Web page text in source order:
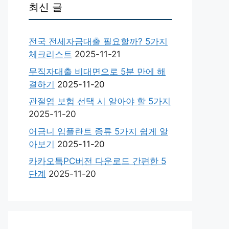
최신 글
전국 전세자금대출 필요할까? 5가지
체크리스트 2025-11-21
무직자대출 비대면으로 5분 만에 해
결하기 2025-11-20
관절염 보험 선택 시 알아야 할 5가지
2025-11-20
어금니 임플란트 종류 5가지 쉽게 알
아보기 2025-11-20
카카오톡PC버전 다운로드 간편한 5
단계 2025-11-20